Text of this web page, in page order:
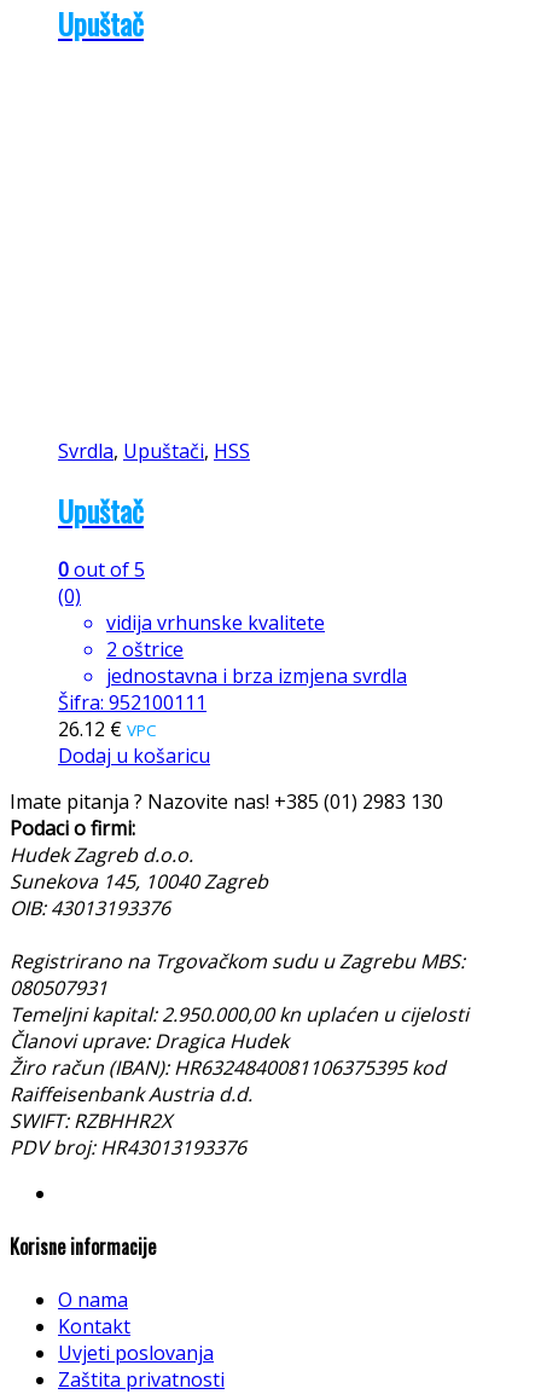
Upuštač
Svrdla, Upuštači, HSS
Upuštač
0out of 5
(0)
vidija vrhunske kvalitete
2 oštrice
jednostavna i brza izmjena svrdla
Šifra: 952100111
26.12 € VPC
Dodaj u košaricu
Imate pitanja ? Nazovite nas! +385 (01) 2983 130
Podaci o firmi:
Hudek Zagreb d.o.o.
Sunekova 145, 10040 Zagreb
OIB: 43013193376
Registrirano na Trgovačkom sudu u Zagrebu MBS:
080507931
Temeljni kapital: 2.950.000,00 kn uplaćen u cijelosti
Članovi uprave: Dragica Hudek
Žiro račun (IBAN): HR6324840081106375395 kod
Raiffeisenbank Austria d.d.
SWIFT: RZBHHR2X
PDV broj: HR43013193376
Korisne informacije
O nama
Kontakt
Uvjeti poslovanja
Zaštita privatnosti